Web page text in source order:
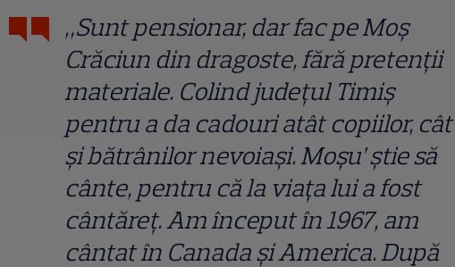
„Sunt pensionar, dar fac pe Moș
Crăciun din dragoste, fără pretenții
materiale. Colind județul Timiș
pentru a da cadouri atât copiilor, cât
și bătrânilor nevoiași. Moșu’ știe să
cânte, pentru că la viața lui a fost
cântăreț. Am început în 1967, am
cântat în Canada și America. După